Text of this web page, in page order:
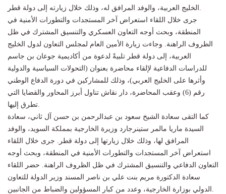
الخليج العربية، والوفد المرافق له، وذلك خلال زيارته إلى دولة قطر.
جرى خلال اللقاء استعراض آخر المستجدات والتطورات الأمنية في
المنطقة، وبحث أوجه التعاون العسكري والتنسيق المشترك في ظل
الظروف الراهنة. وجاءت زيارة الأمين العام لمجلس التعاون لدول الخليج
العربية، إلى دولة قطر تلبيةً لدعوة من أكاديمية جوعان بن جاسم
للدراسات الدفاعية لإلقاء محاضرة بعنوان (التحولات السياسية والدولية
وأثرها على الخليج العربي)، وذلك للمشاركين في دورة الدفاع الوطني
رقم (6) وعقب المحاضرة، دار نقاش تناول أبرز المحاور والقضايا التي
تطرق إليها.
كما التقى سعادة الشيخ سعود بن عبدالرحمن بن حسن آل ثاني، سعادة
السيدة ماريا مالمر ستينرجارد وزيرة الخارجية بمملكة السويد، والوفد
المرافق لها، وذلك خلال زيارتها إلى دولة قطر. جرى خلال اللقاء
استعراض آخر المستجدات والتطورات الأمنية في المنطقة، وبحث أوجه
التعاون الدفاعي والتنسيق المشترك في ظل الظروف الراهنة. حضر اللقاء
سعادة الدكتورة مريم بنت علي بن ناصر المسند وزير الدولة للتعاون
الدولي بوزارة الخارجية، وعدد من كبار المسؤولين والضباط من الجانبين.